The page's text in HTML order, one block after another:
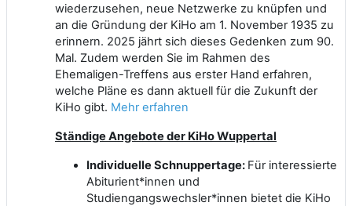
wiederzusehen, neue Netzwerke zu knüpfen und
an die Gründung der KiHo am 1. November 1935 zu
erinnern. 2025 jährt sich dieses Gedenken zum 90.
Mal. Zudem werden Sie im Rahmen des
Ehemaligen-Treffens aus erster Hand erfahren,
welche Pläne es dann aktuell für die Zukunft der
KiHo gibt. Mehr erfahren
Ständige Angebote der KiHo Wuppertal
Individuelle Schnuppertage: Für interessierte
Abiturient*innen und
Studiengangswechsler*innen bietet die KiHo